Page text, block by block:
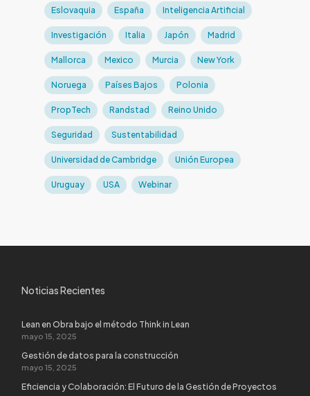
Eslovaquia España Inteligencia Artificial
Investigación Italia Japón Madrid
Mallorca Mexico Murcia New York
Noruega Países Bajos Polonia
PropTech Randstad Reino Unido
Seguridad Sustentabilidad
Universidad de Cambridge Unión Europea
Uruguay USA Webinar
Noticias Recientes
Lean en Obra bajo el método Think in Lean
mayo 15, 2025
Gestión de datos para la construcción
mayo 15, 2025
Eficiencia y Colaboración: El Futuro de la Gestión de Proyectos